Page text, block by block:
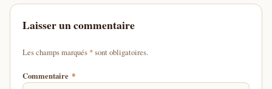
Laisser un commentaire
Les champs marqués *d'un astérisque
sont obligatoires.
Commentaire *